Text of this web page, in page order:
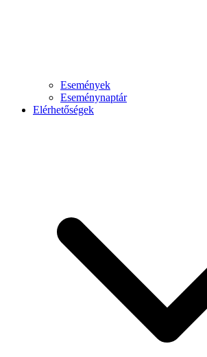
Események
Eseménynaptár
Elérhetőségek